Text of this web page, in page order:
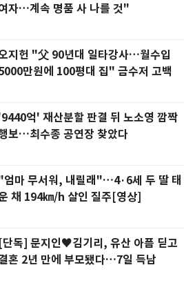
자…계속 명품 사 나를 것"
지헌 "父 90년대 일타강사…월수입
만원에 100평대 집" 금수저 고백
억' 재산분할 판결 뒤 노소영 깜짝
보…최수종 공연장 찾았다
엄마 무서워, 내릴래"…4·6세 두 딸 태
채 194㎞/h 살인 질주[영상]
[단독] 문지인♥김기리, 유산 아픔 딛고
혼 2년 만에 부모됐다…7일 득남